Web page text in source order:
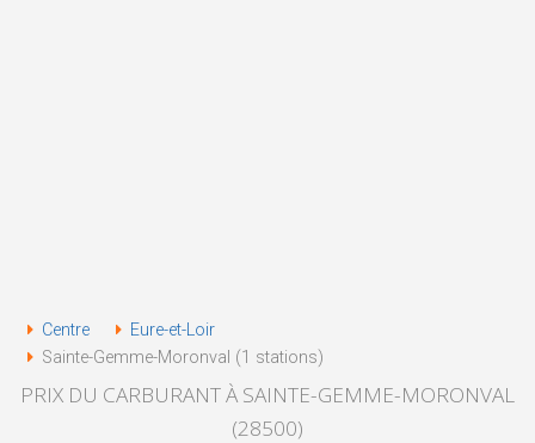
Centre
Eure-et-Loir
Sainte-Gemme-Moronval (1 stations)
PRIX DU CARBURANT À SAINTE-GEMME-MORONVAL
(28500)